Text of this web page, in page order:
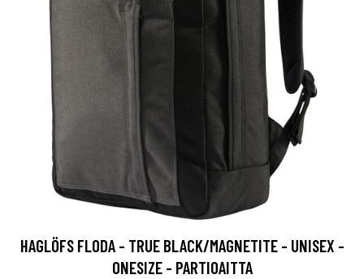
HAGLÖFS FLODA - TRUE BLACK/MAGNETITE - UNISEX -
ONESIZE - PARTIOAITTA